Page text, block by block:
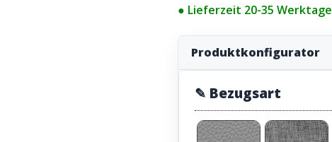
● Lieferzeit 20-35 Werktage
Produktkonfigurator
✎ Bezugsart